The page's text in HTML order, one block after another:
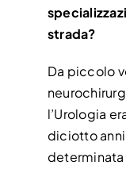
strada?
Da piccolo
l’Urologia
diciotto